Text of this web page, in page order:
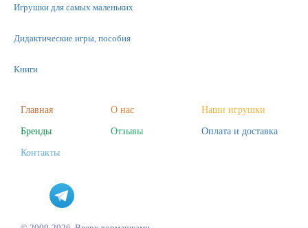
Игрушки для самых маленьких
Дидактические игры, пособия
Книги
Фигурки
Наборы для творчества
Пазлы
Главная О нас
Наши игрушки
Бренды
Отзывы
Оплата и доставка
Контакты